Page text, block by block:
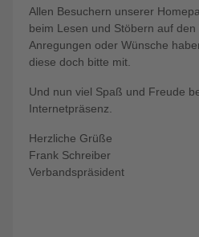
Allen Besuchern unserer
beim Lesen und Stöbern auf
Anregungen oder Wünsche
diese doch bitte mit.
Und nun viel Spaß und Freude
Internetpräsenz.
Herzliche Grüße
Frank Schreiber
Verbandspräsident